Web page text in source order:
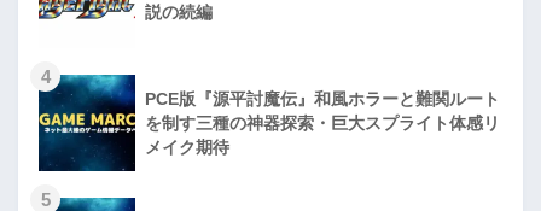
説の続編
4
PCE版『源平討魔伝』和風ホラーと難関ルート
を制す三種の神器探索・巨大スプライト体感リ
メイク期待
5